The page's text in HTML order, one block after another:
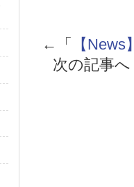
←「
【
次の記事へ